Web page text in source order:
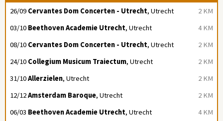
2 KM
26/09 Cervantes Dom Concerten - Utrecht, Utrecht
4 KM
03/10 Beethoven Academie Utrecht, Utrecht
2 KM
08/10 Cervantes Dom Concerten - Utrecht, Utrecht
2 KM
24/10 Collegium Musicum Traiectum, Utrecht
2 KM
31/10Allerzielen, Utrecht
2 KM
12/12Amsterdam Baroque, Utrecht
4 KM
06/03 Beethoven Academie Utrecht, Utrecht